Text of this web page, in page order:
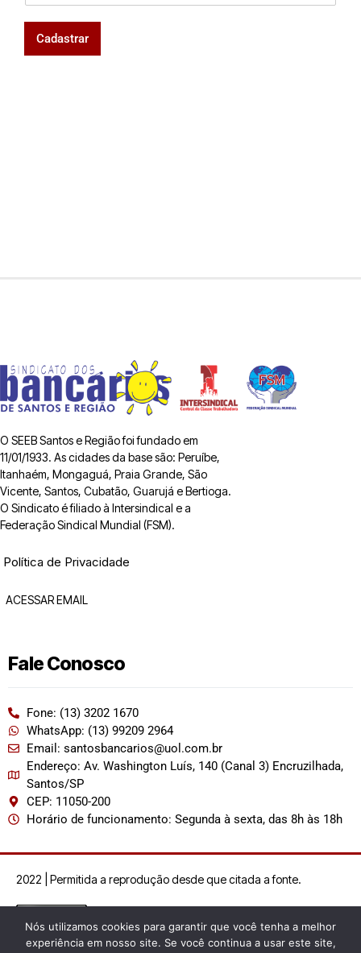
Cadastrar
O SEEB Santos e Região foi fundado em
11/01/1933. As cidades da base são: Peruíbe,
Itanhaém, Mongaguá, Praia Grande, São
Vicente, Santos, Cubatão, Guarujá e Bertioga.
O Sindicato é filiado à Intersindical e a
Federação Sindical Mundial (FSM).
Política de Privacidade
ACESSAR EMAIL
Fale Conosco
Fone: (13) 3202 1670
WhatsApp: (13) 99209 2964
Email: santosbancarios@uol.com.br
Endereço: Av. Washington Luís, 140 (Canal 3) Encruzilhada,
Santos/SP
CEP: 11050-200
Horário de funcionamento: Segunda à sexta, das 8h às 18h
2022 | Permitida a reprodução desde que citada a fonte.
Nós utilizamos cookies para garantir que você tenha a melhor
experiência em nosso site. Se você continua a usar este site,